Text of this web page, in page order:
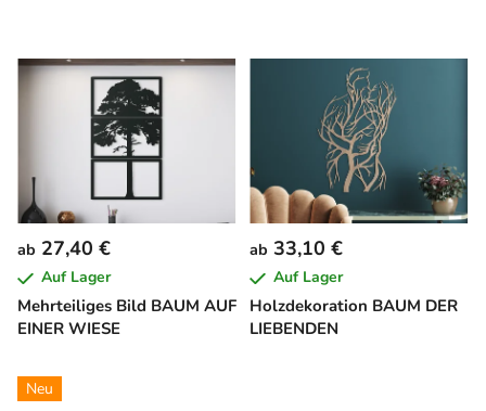
Mehrteiliges Bild BAUM AUF
EINER WIESE
ab 27,40 €
Auf Lager
Holzdekoration BAUM DER
LIEBENDEN
ab 33,10 €
Auf Lager
Neu